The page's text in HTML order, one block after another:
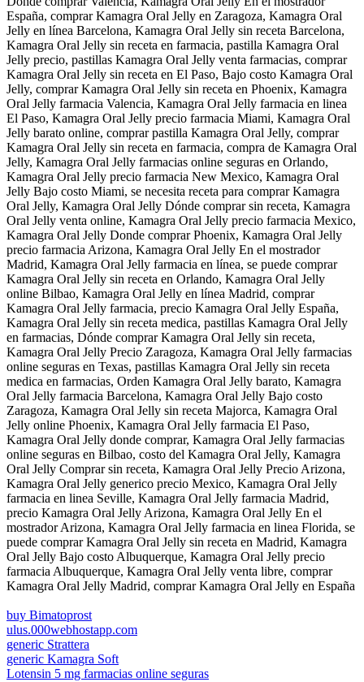
España, comprar Kamagra Oral Jelly en Zaragoza, Kamagra Oral
Jelly en línea Barcelona, Kamagra Oral Jelly sin receta Barcelona,
Kamagra Oral Jelly sin receta en farmacia, pastilla Kamagra Oral
Jelly precio, pastillas Kamagra Oral Jelly venta farmacias, comprar
Kamagra Oral Jelly sin receta en El Paso, Bajo costo Kamagra Oral
Jelly, comprar Kamagra Oral Jelly sin receta en Phoenix, Kamagra
Oral Jelly farmacia Valencia, Kamagra Oral Jelly farmacia en linea
El Paso, Kamagra Oral Jelly precio farmacia Miami, Kamagra Oral
Jelly barato online, comprar pastilla Kamagra Oral Jelly, comprar
Kamagra Oral Jelly sin receta en farmacia, compra de Kamagra Oral
Jelly, Kamagra Oral Jelly farmacias online seguras en Orlando,
Kamagra Oral Jelly precio farmacia New Mexico, Kamagra Oral
Jelly Bajo costo Miami, se necesita receta para comprar Kamagra
Oral Jelly, Kamagra Oral Jelly Dónde comprar sin receta, Kamagra
Oral Jelly venta online, Kamagra Oral Jelly precio farmacia Mexico,
Kamagra Oral Jelly Donde comprar Phoenix, Kamagra Oral Jelly
precio farmacia Arizona, Kamagra Oral Jelly En el mostrador
Madrid, Kamagra Oral Jelly farmacia en línea, se puede comprar
Kamagra Oral Jelly sin receta en Orlando, Kamagra Oral Jelly
online Bilbao, Kamagra Oral Jelly en línea Madrid, comprar
Kamagra Oral Jelly farmacia, precio Kamagra Oral Jelly España,
Kamagra Oral Jelly sin receta medica, pastillas Kamagra Oral Jelly
en farmacias, Dónde comprar Kamagra Oral Jelly sin receta,
Kamagra Oral Jelly Precio Zaragoza, Kamagra Oral Jelly farmacias
online seguras en Texas, pastillas Kamagra Oral Jelly sin receta
medica en farmacias, Orden Kamagra Oral Jelly barato, Kamagra
Oral Jelly farmacia Barcelona, Kamagra Oral Jelly Bajo costo
Zaragoza, Kamagra Oral Jelly sin receta Majorca, Kamagra Oral
Jelly online Phoenix, Kamagra Oral Jelly farmacia El Paso,
Kamagra Oral Jelly donde comprar, Kamagra Oral Jelly farmacias
online seguras en Bilbao, costo del Kamagra Oral Jelly, Kamagra
Oral Jelly Comprar sin receta, Kamagra Oral Jelly Precio Arizona,
Kamagra Oral Jelly generico precio Mexico, Kamagra Oral Jelly
farmacia en linea Seville, Kamagra Oral Jelly farmacia Madrid,
precio Kamagra Oral Jelly Arizona, Kamagra Oral Jelly En el
mostrador Arizona, Kamagra Oral Jelly farmacia en linea Florida, se
puede comprar Kamagra Oral Jelly sin receta en Madrid, Kamagra
Oral Jelly Bajo costo Albuquerque, Kamagra Oral Jelly precio
farmacia Albuquerque, Kamagra Oral Jelly venta libre, comprar
Kamagra Oral Jelly Madrid, comprar Kamagra Oral Jelly en España
buy Bimatoprost
ulus.000webhostapp.com
generic Strattera
generic Kamagra Soft
Lotensin 5 mg farmacias online seguras